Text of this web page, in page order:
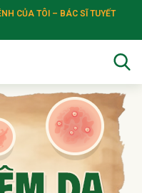
CỦA TÔI – BÁC SĨ TUYẾT